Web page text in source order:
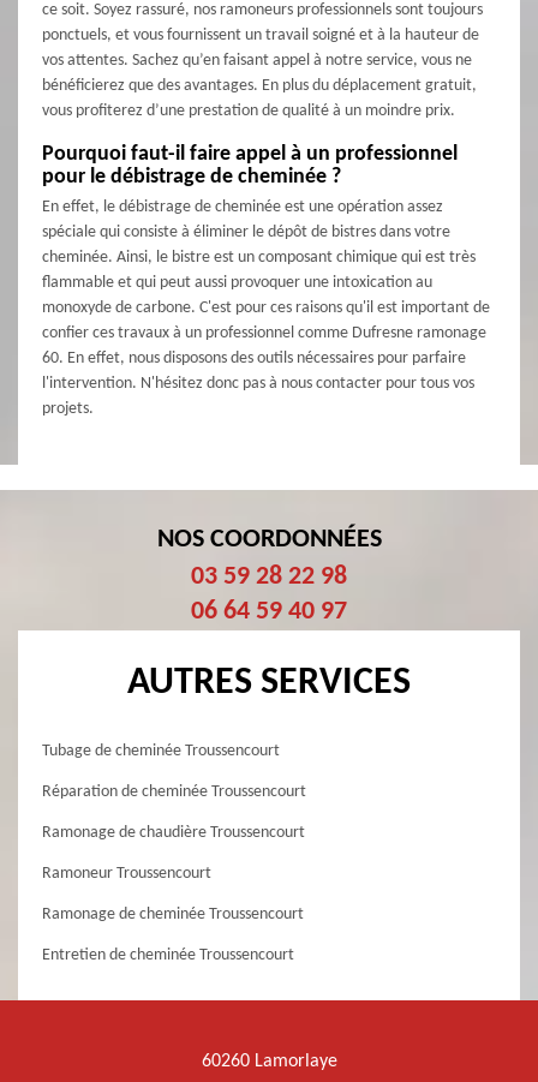
ce soit. Soyez rassuré, nos ramoneurs professionnels sont toujours
ponctuels, et vous fournissent un travail soigné et à la hauteur de
vos attentes. Sachez qu’en faisant appel à notre service, vous ne
bénéficierez que des avantages. En plus du déplacement gratuit,
vous profiterez d’une prestation de qualité à un moindre prix.
Pourquoi faut-il faire appel à un professionnel
pour le débistrage de cheminée ?
En effet, le débistrage de cheminée est une opération assez
spéciale qui consiste à éliminer le dépôt de bistres dans votre
cheminée. Ainsi, le bistre est un composant chimique qui est très
flammable et qui peut aussi provoquer une intoxication au
monoxyde de carbone. C'est pour ces raisons qu'il est important de
confier ces travaux à un professionnel comme Dufresne ramonage
60. En effet, nous disposons des outils nécessaires pour parfaire
l'intervention. N'hésitez donc pas à nous contacter pour tous vos
projets.
NOS COORDONNÉES
03 59 28 22 98
06 64 59 40 97
AUTRES SERVICES
Tubage de cheminée Troussencourt
Réparation de cheminée Troussencourt
Ramonage de chaudière Troussencourt
Ramoneur Troussencourt
Ramonage de cheminée Troussencourt
Entretien de cheminée Troussencourt
60260 Lamorlaye